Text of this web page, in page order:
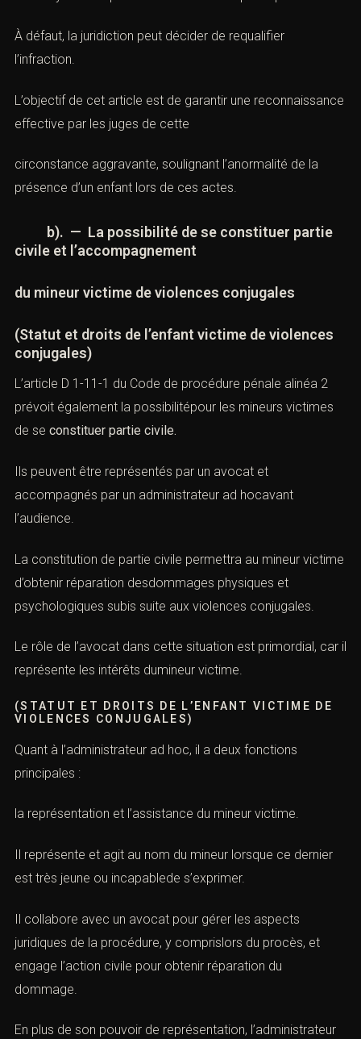
À défaut, la juridiction peut décider de requalifier
l’infraction.
L’objectif de cet article est de garantir une reconnaissance
effective par les juges de cette
circonstance aggravante, soulignant l’anormalité de la
présence d’un enfant lors de ces actes.
b). — La possibilité de se constituer partie
civile et l’accompagnement
du mineur victime de violences conjugales
(Statut et droits de l’enfant victime de violences
conjugales)
L’article D 1-11-1 du Code de procédure pénale alinéa 2
prévoit également la possibilitépour les mineurs victimes
de se constituer partie civile.
Ils peuvent être représentés par un avocat et
accompagnés par un administrateur ad hocavant
l’audience.
La constitution de partie civile permettra au mineur victime
d’obtenir réparation desdommages physiques et
psychologiques subis suite aux violences conjugales
Le rôle de l’avocat dans cette situation est primordial, car il
représente les intérêts dumineur victime.
(STATUT ET DROITS DE L’ENFANT VICTIME DE
VIOLENCES CONJUGALES)
Quant à l’administrateur ad hoc, il a deux fonctions
principales :
la représentation et l’assistance du mineur victime.
Il représente et agit au nom du mineur lorsque ce dernier
est très jeune ou incapablede s’exprimer.
Il collabore avec un avocat pour gérer les aspects
juridiques de la procédure, y comprislors du procès, et
engage l’action civile pour obtenir réparation du
dommage.
En plus de son pouvoir de représentation, l’administrateur